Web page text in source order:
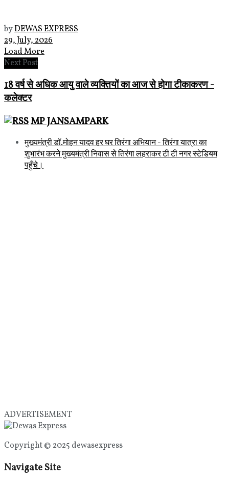
byDEWAS EXPRESS
29, July, 2026
Load More
Next Post
18 वर्ष से अधिक आयु वाले व्यक्तियों का आज से होगा टीकाकरण -
कलेक्टर
MP JANSAMPARK
मुख्यमंत्री डॉ.मोहन यादव हर घर तिरंगा अभियान - तिरंगा यात्रा का
शुभारंभ करने मुख्यमंत्री निवास से तिरंगा लहराकर टी टी नगर स्टेडियम
पहुँचे।
ADVERTISEMENT
Copyright © 2025 dewasexpress
Navigate Site